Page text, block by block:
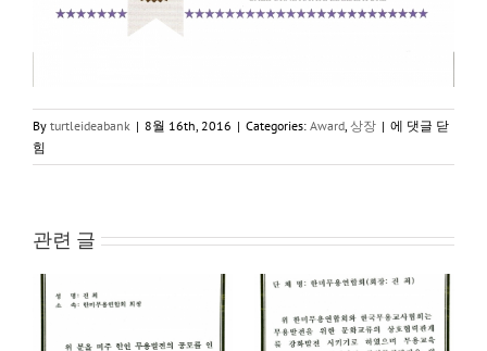
By turtleideabank | 8월 16th, 2016 | Categories: Award, 상장 | Award
에 댓글 닫
힘
관련 글